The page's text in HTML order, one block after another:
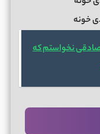
خونه
نخواستم که